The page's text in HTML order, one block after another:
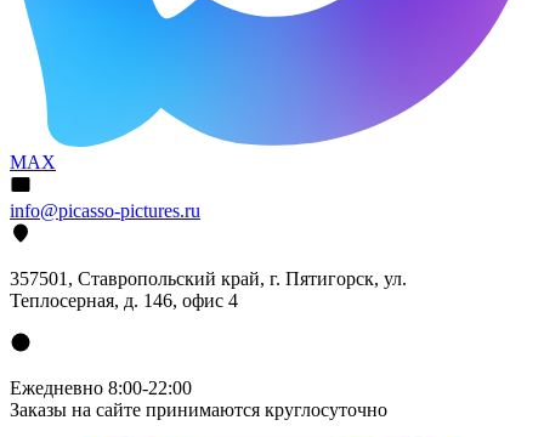
MAX
info@picasso-pictures.ru
357501, Ставропольский край, г. Пятигорск, ул.
Теплосерная, д. 146, офис 4
Ежедневно 8:00-22:00
Заказы на сайте принимаются круглосуточно